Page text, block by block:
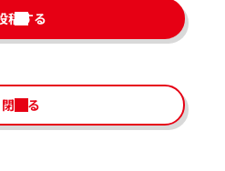
稿する
閉じる